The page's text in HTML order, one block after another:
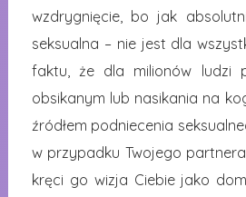
wzdrygnięcie, bo jak
seksualna – nie jest dla
faktu, że dla milionów ludzi
obsikanym lub nasikania na
źródłem podniecenia
w przypadku Twojego
kręci go wizja Ciebie jako